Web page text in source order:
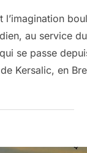
l’imagination
au service
se passe
Kersalic, en